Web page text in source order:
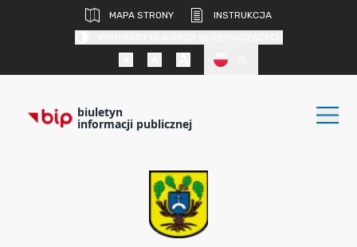
MAPA STRONY
INSTRUKCJA
biuletyn
informacji publicznej